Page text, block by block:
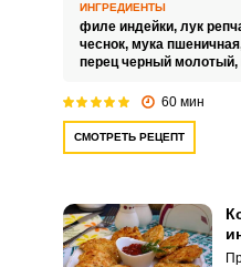
ИНГРЕДИЕНТЫ
филе индейки, лук
чеснок, мука
перец черный молотый,
60 мин
СМОТРЕТЬ РЕЦЕПТ